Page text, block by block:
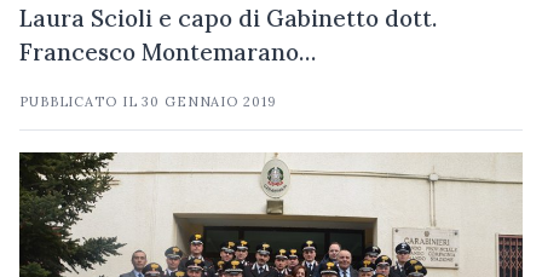
Laura Scioli e capo di Gabinetto dott.
Francesco Montemarano…
PUBBLICATO IL30 GENNAIO 2019